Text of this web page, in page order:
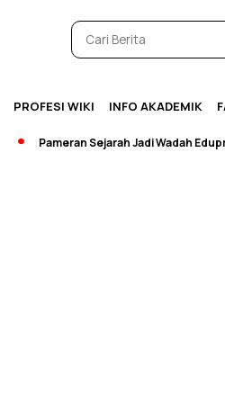
PROFESI WIKI INFO AKADEMIK
Pameran Sejarah Jadi Wadah